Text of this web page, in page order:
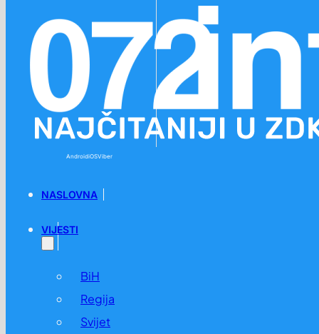
AndroidiOSViber
NASLOVNA
VIJESTI
BiH
Regija
Svijet